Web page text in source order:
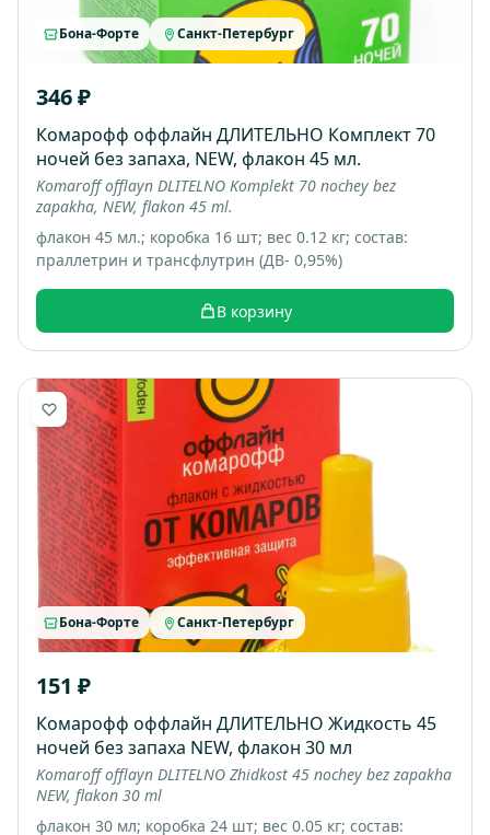
Бона-Форте Санкт-Петербург
346 ₽
Комарофф оффлайн ДЛИТЕЛЬНО Комплект 70
ночей без запаха, NEW, флакон 45 мл.
Komaroff offlayn DLITELNO Komplekt 70 nochey bez
zapakha, NEW, flakon 45 ml.
флакон 45 мл.; коробка 16 шт; вес 0.12 кг; состав:
праллетрин и трансфлутрин (ДВ- 0,95%)
В корзину
Бона-Форте Санкт-Петербург
151 ₽
Комарофф оффлайн ДЛИТЕЛЬНО Жидкость 45
ночей без запаха NEW, флакон 30 мл
Komaroff offlayn DLITELNO Zhidkost 45 nochey bez zapakha
NEW, flakon 30 ml
флакон 30 мл; коробка 24 шт; вес 0.05 кг; состав: